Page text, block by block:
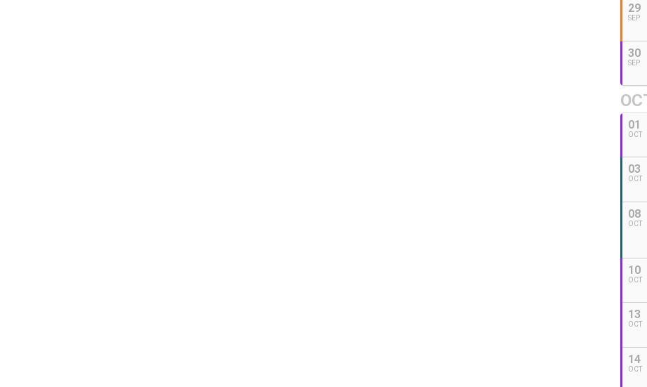
29
SEP
30
SEP
01
OCT
03
OCT
08
OCT
10
OCT
13
OCT
14
OCT